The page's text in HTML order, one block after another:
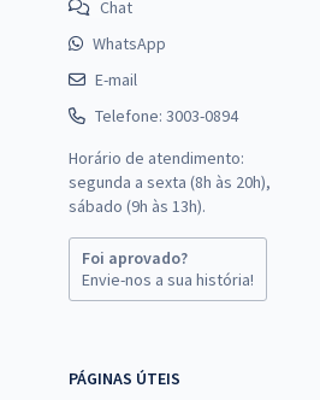
Chat
WhatsApp
E-mail
Telefone: 3003-0894
Horário de atendimento:
segunda a sexta (8h às 20h),
sábado (9h às 13h).
Foi aprovado?
Envie-nos a sua história!
PÁGINAS ÚTEIS